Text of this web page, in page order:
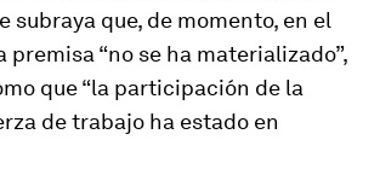
subraya que, de momento, en el
premisa “no se ha materializado”,
que “la participación de la
de trabajo ha estado en